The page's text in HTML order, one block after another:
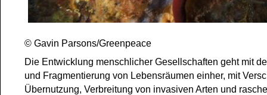
© Gavin Parsons/Greenpeace
Die Entwicklung menschlicher Gesellschaften geht mit
und Fragmentierung von Lebensräumen einher, mit
Übernutzung, Verbreitung von invasiven Arten und